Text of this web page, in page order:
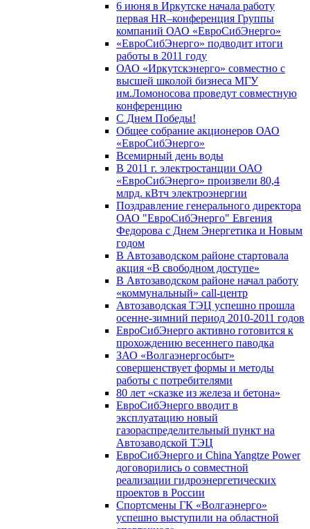
6 июня в Иркутске начала работу
первая HR–конференция Группы
компаний ОАО «ЕвроСибЭнерго»
«ЕвроСибЭнерго» подводит итоги
работы в 2011 году
ОАО «Иркутскэнерго» совместно с
высшей школой бизнеса МГУ
им.Ломоносова проведут совместную
конференцию
С Днем Победы!
Общее собрание акционеров ОАО
«ЕвроСибЭнерго»
Всемирный день воды
В 2011 г. электростанции ОАО
«ЕвроСибЭнерго» произвели 80,4
млрд. кВтч электроэнергии
Поздравление генерального директора
ОАО "ЕвроСибЭнерго" Евгения
Федорова с Днем Энергетика и Новым
годом
В Автозаводском районе стартовала
акция «В свободном доступе»
В Автозаводском районе начал работу
«коммунальный» call-центр
Автозаводская ТЭЦ успешно прошла
осенне-зимний период 2010-2011 годов
ЕвроСибЭнерго активно готовится к
прохождению весеннего паводка
ЗАО «Волгаэнергосбыт»
совершенствует формы и методы
работы с потребителями
80 лет «сказке из железа и бетона»
ЕвроСибЭнерго вводит в
эксплуатацию новый
газораспределительный пункт на
Автозаводской ТЭЦ
ЕвроСибЭнерго и China Yangtze Power
договорились о совместной
реализации гидроэнергетических
проектов в России
Спортсмены ГК «Волгаэнерго»
успешно выступили на областной